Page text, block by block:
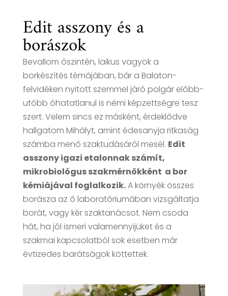
Edit asszony és a
borászok
Bevallom őszintén, laikus vagyok a
borkészítés témájában, bár a Balaton-
felvidéken nyitott szemmel járó polgár előbb-
utóbb óhatatlanul is némi képzettségre tesz
szert. Velem sincs ez másként, érdeklődve
hallgatom Mihályt, amint édesanyja ritkaság
számba menő szaktudásáról mesél. Edit
asszony igazi etalonnak számít,
mikrobiológus szakmérnökként a bor
kémiájával foglalkozik.A környék összes
borásza az ő laboratóriumában vizsgáltatja
borát, vagy kér szaktanácsot. Nem csoda
hát, ha jól ismeri valamennyijüket és a
szakmai kapcsolatból sok esetben már
évtizedes barátságok köttettek.